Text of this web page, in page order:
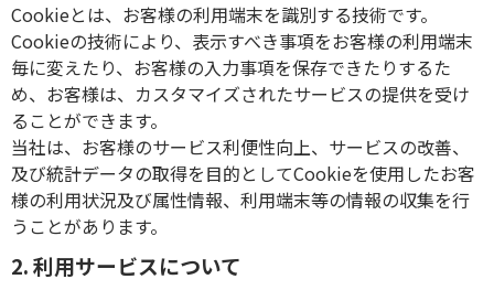
Cookieとは、お客様の利用端末を識別する技術です。
Cookieの技術により、表示すべき事項をお客様の利用端末
毎に変えたり、お客様の入力事項を保存できたりするた
め、お客様は、カスタマイズされたサービスの提供を受け
ることができます。
当社は、お客様のサービス利便性向上、サービスの改善、
及び統計データの取得を目的としてCookieを使用したお客
様の利用状況及び属性情報、利用端末等の情報の収集を行
うことがあります。
2. 利用サービスについて